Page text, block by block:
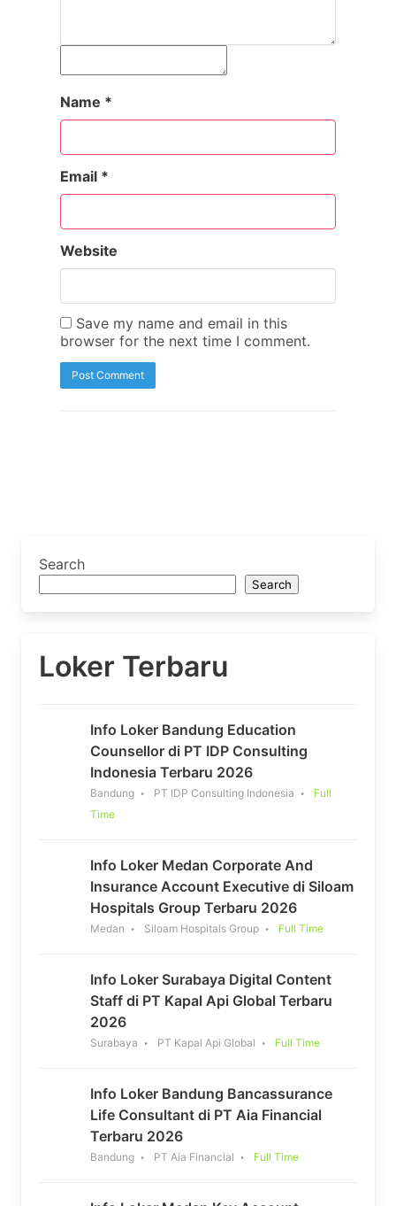
Name *
Email *
Website
Save my name and email in this
browser for the next time I comment.
Search
Search
Loker Terbaru
Info Loker Bandung Education
Counsellor di PT IDP Consulting
Indonesia Terbaru 2026
Bandung PT IDP Consulting Indonesia
Full
Time
Info Loker Medan Corporate And
Insurance Account Executive di Siloam
Hospitals Group Terbaru 2026
Medan Siloam Hospitals Group Full Time
Info Loker Surabaya Digital Content
Staff di PT Kapal Api Global Terbaru
2026
Surabaya PT Kapal Api Global Full Time
Info Loker Bandung Bancassurance
Life Consultant di PT Aia Financial
Terbaru 2026
Bandung PT Aia Financial Full Time